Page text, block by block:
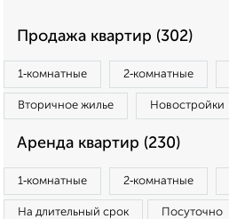
Продажа квартир (302)
1‑комнатные 2‑комнатные
Вторичное жилье Новостройки
Аренда квартир (230)
1‑комнатные 2‑комнатные
На длительный срок Посуточно